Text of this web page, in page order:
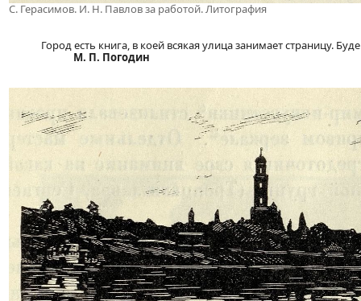
С. Герасимов. И. Н. Павлов за работой. Литография
Город есть книга, в коей всякая улица занимает страницу.
М. П. Погодин